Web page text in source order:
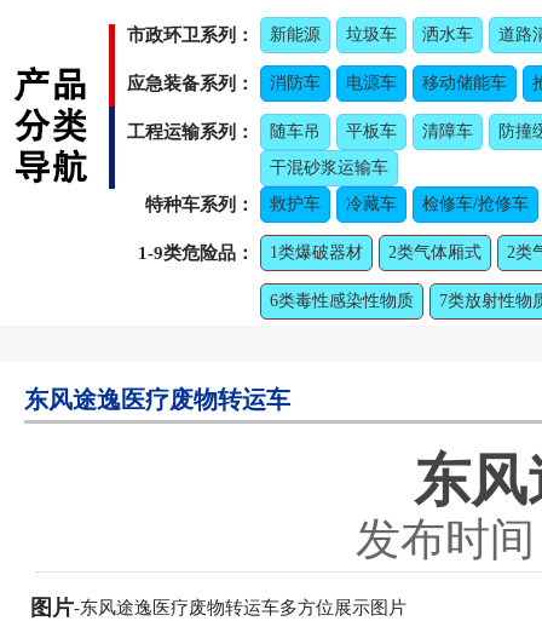
市政环卫系列： 新能源 垃圾车 洒水车 道路
应急装备系列： 消防车 电源车 移动储能车
工程运输系列： 随车吊 平板车 清障车
防撞
干混砂浆运输车
特种车系列： 救护车 冷藏车 检修车/抢修车
1-9类危险品： 1类爆破器材 2类气体厢式 2类
6类毒性感染性物质 7类放射性物
东风途逸医疗废物转运车
东
发布时
图片-东风途逸医疗废物转运车多方位展示图片